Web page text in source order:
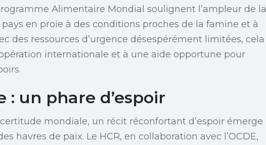
Alimentaire Mondial soulignent l’ampleur de la
en proie à des conditions proches de la famine et à
des ressources d’urgence désespérément limitées, cela
internationale et à une aide opportune pour
un phare d’espoir
mondiale, un récit réconfortant d’espoir émerge
havres de paix. Le HCR, en collaboration avec l’OCDE,